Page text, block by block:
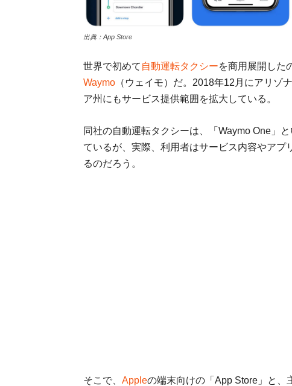
出典：App Store
世界で初めて 自動運転タクシーを商用展開した
Waymo （ウェイモ）だ。2018年12月にアリゾ
ア州にもサービス提供範囲を拡大している。
同社の自動運転タクシーは、「Waymo One」
ているが、実際、利用者はサービス内容やア
るのだろう。
そこで、 Appleの端末向けの「App Store」と、